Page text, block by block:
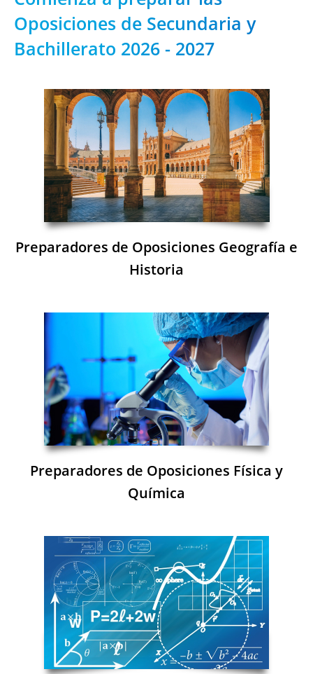
Oposiciones de Secundaria y
Bachillerato 2026 - 2027
Preparadores de Oposiciones Geografía e
Historia
Preparadores de Oposiciones Física y
Química